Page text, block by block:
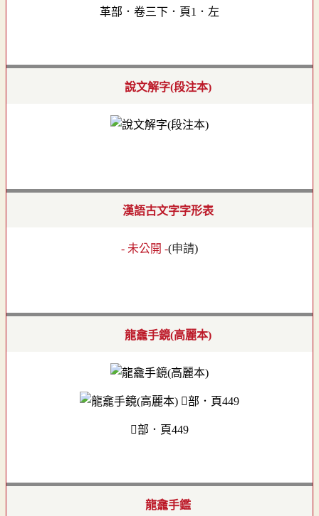
革部．卷三下．頁1．左
說文解字(段注本)
漢語古文字字形表
- 未公開 -(申請)
龍龕手鏡(高麗本)
󶣻部．頁449
龍龕手鑑